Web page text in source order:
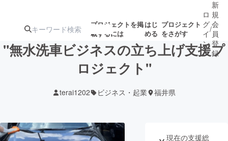
プロジェクトを掲
載するには
はじ
める
プロジェクト
をさがす
ターン
ジェクト
募集終了が近いプ
ロジェクト
アート・写真 音楽
ロ
グ
イ
ン
/
新
規
会
員
登
録
"無水洗車ビジネスの立ち上げ支援プ
ロジェクト"
terai1202 ビジネス・起業 福井県
現在の支援総